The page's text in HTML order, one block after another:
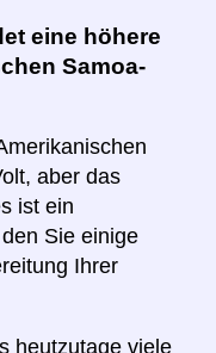
eine höhere
Samoa-
aber das
ist ein
Sie einige
Ihrer
heutzutage viele